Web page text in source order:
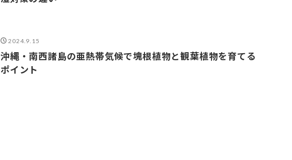
2024.9.15
沖縄・南西諸島の亜熱帯気候で塊根植物と観葉植物を育てる
ポイント